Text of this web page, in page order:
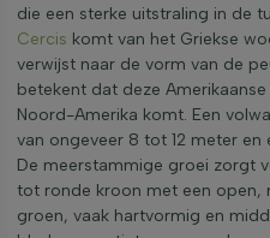
die een sterke uitstraling in de
Cercis komt van het Griekse
verwijst naar de vorm van de
betekent dat deze
Noord-Amerika komt. Een
van ongeveer 8 tot 12 meter en
De meerstammige groei zorgt
tot ronde kroon met een open,
groen, vaak hartvormig en